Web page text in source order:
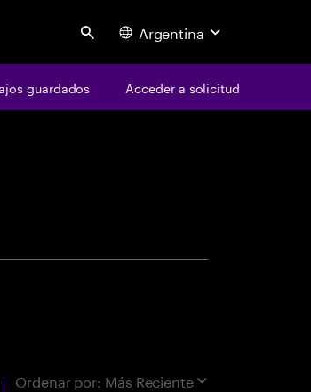
Search Argentina
guardados Acceder a solicitud
exacta"
Ordenar por: Más Reciente